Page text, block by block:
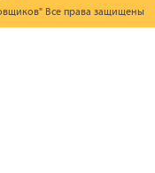
Все права защищены